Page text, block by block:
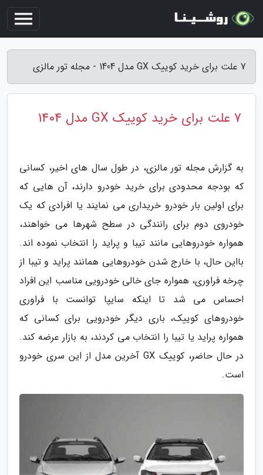
7 علت برای خرید کوییک GX مدل 1404 - مجله تور مالزی
7 علت برای خرید کوییک GX مدل 1404
به گزارش مجله تور مالزی، در طول سال های اخیر، کسانی
که بودجه محدودی برای خرید خودرو دارند، آن هایی که
برای اولین بار خودرو خریداری می نمایند یا افرادی که یک
خودروی دوم برای رانندگی در سطح شهرها می خواهند،
همواره خودروهایی مانند تیبا و پراید را انتخاب نموده اند.
بااین حال، با خارج شدن خودروهایی همانند پراید و تیبا از
چرخه فراوری، همواره جای خالی خودرویی مناسب این افراد
احساس می شد تا اینکه سایپا توانست با فراوری
خودروهای کوییک، باری دیگر خودرویی برای کسانی که
همواره پراید یا تیبا را انتخاب می کردند، به بازار عرضه کند.
در حال حاضر، کوییک GX آخرین مدل از این سری خودرو
است.